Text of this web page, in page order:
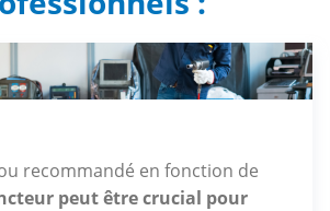
recommandé en fonction de
peut être crucial pour